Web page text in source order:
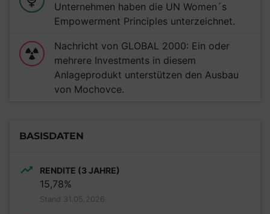
Unternehmen haben die UN Women´s
Empowerment Principles unterzeichnet.
Nachricht von GLOBAL 2000: Ein oder
mehrere Investments in diesem
Anlageprodukt unterstützen den Ausbau
von Mochovce.
BASISDATEN
RENDITE (3 JAHRE)
15,78%
Stand 31.05.2026